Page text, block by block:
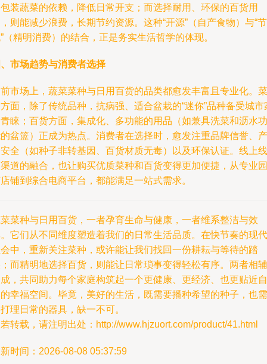
装蔬菜的依赖，降低日常开支；而选择耐用、环保的百货用
则能减少浪费，长期节约资源。这种“开源”（自产食物）与“节
（精明消费）的结合，正是务实生活哲学的体现。
市场趋势与消费者选择
市场上，蔬菜菜种与日用百货的品类都愈发丰富且专业化。菜
面，除了传统品种，抗病强、适合盆栽的“迷你”品种备受城市
睐；百货方面，集成化、多功能的用品（如兼具洗菜和沥水功
盆篮）正成为热点。消费者在选择时，愈发注重品牌信誉、产
全（如种子非转基因、百货材质无毒）以及环保认证。线上线
道的融合，也让购买优质菜种和百货变得更加便捷，从专业园
铺到综合电商平台，都能满足一站式需求。
菜种与日用百货，一者孕育生命与健康，一者维系整洁与效
它们从不同维度塑造着我们的日常生活品质。在快节奏的现代
中，重新关注菜种，或许能让我们找回一份耕耘与等待的踏
而精明地选择百货，则能让日常琐事变得轻松有序。两者相辅
，共同助力每个家庭构筑起一个更健康、更经济、也更贴近自
幸福空间。毕竟，美好的生活，既需要播种希望的种子，也需
理日常的器具，缺一不可。
转载，请注明出处：http://www.hjzuort.com/product/41.html
时间：2026-08-08 05:37:59